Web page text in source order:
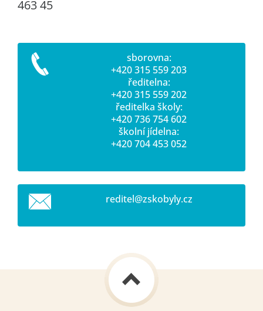
463 45
sborovna:
+420 315 559 203
ředitelna:
+420 315 559 202
ředitelka školy:
+420 736 754 602
školní jídelna:
+420 704 453 052
reditel@zskobyly.cz